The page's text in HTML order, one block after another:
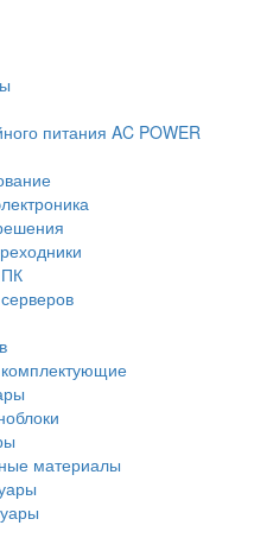
питания AC POWER
материалы